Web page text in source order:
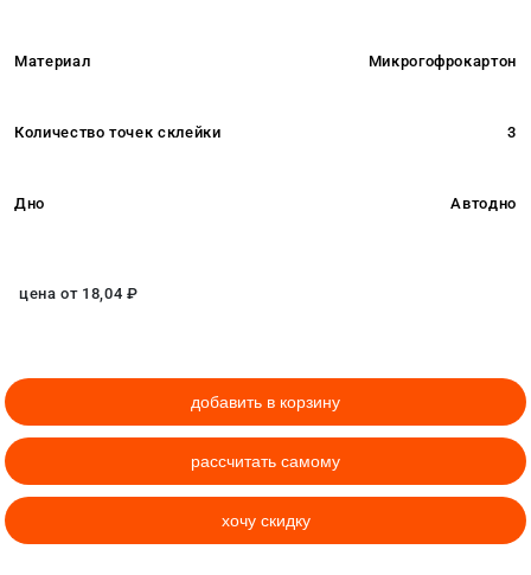
Материал Микрогофрокартон
Количество точек склейки 3
Дно Автодно
цена от 18,04 ₽
добавить в корзину
рассчитать самому
хочу скидку